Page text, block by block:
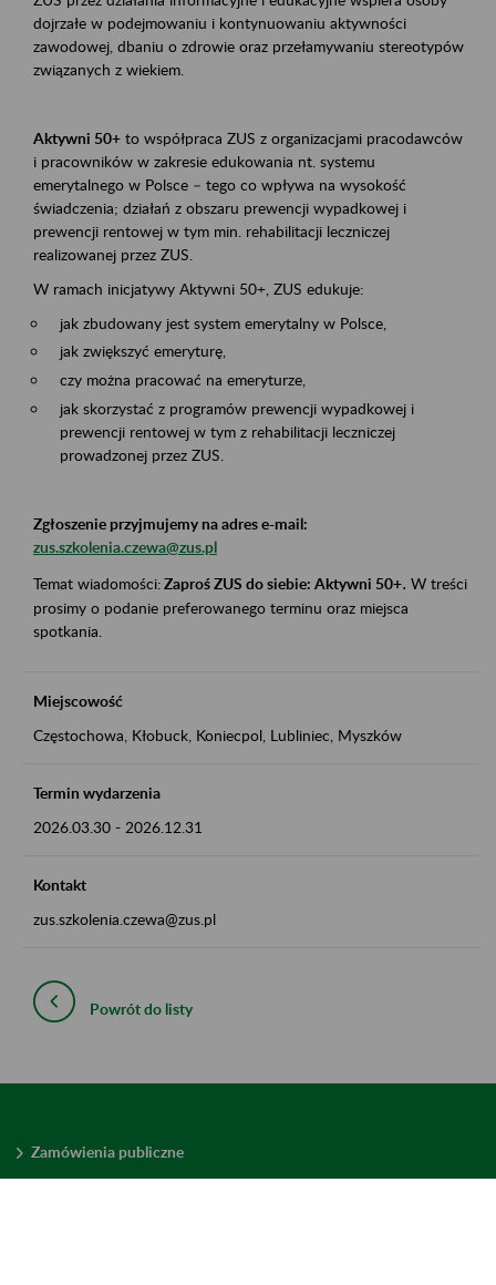
dojrzałe w podejmowaniu i kontynuowaniu aktywności
zawodowej, dbaniu o zdrowie oraz przełamywaniu stereotypów
związanych z wiekiem.
Aktywni 50+ to współpraca ZUS z organizacjami pracodawców
i pracowników w zakresie edukowania nt. systemu
emerytalnego w Polsce – tego co wpływa na wysokość
świadczenia; działań z obszaru prewencji wypadkowej i
prewencji rentowej w tym min. rehabilitacji leczniczej
realizowanej przez ZUS.
W ramach inicjatywy Aktywni 50+, ZUS edukuje:
jak zbudowany jest system emerytalny w Polsce,
jak zwiększyć emeryturę,
czy można pracować na emeryturze,
jak skorzystać z programów prewencji wypadkowej i
prewencji rentowej w tym z rehabilitacji leczniczej
prowadzonej przez ZUS.
Zgłoszenie przyjmujemy na adres e-mail:
zus.szkolenia.czewa@zus.pl
Temat wiadomości:Zaproś ZUS do siebie: Aktywni 50+. W treści
prosimy o podanie preferowanego terminu oraz miejsca
spotkania.
Miejscowość
Częstochowa, Kłobuck, Koniecpol, Lubliniec, Myszków
Termin wydarzenia
2026.03.30 - 2026.12.31
Kontakt
zus.szkolenia.czewa@zus.pl
Powrót do listy
Zamówienia publiczne